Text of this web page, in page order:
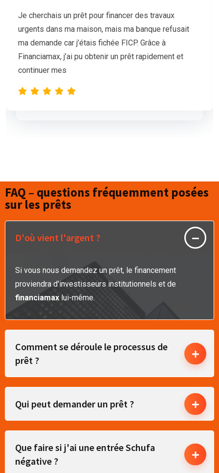
Nous avions besoin de trésorerie pour notre
association afin d’organiser un grand événement,
mais nos demandes de prêt étaient sans succès.
L’équipe de Financiamax a été très professionnelle
et compréhensive, et nous a proposé
FAQ – questions fréquemment posées
sur les prêts
D'où vient l'argent ?
Si vous nous demandez un prêt, le financement
proviendra d'investisseurs institutionnels et de
financiamax lui-même.
Comment se déroule le processus de
prêt ?
Qui peut demander un prêt ?
Que faire si j'ai une entrée Schufa
négative ?